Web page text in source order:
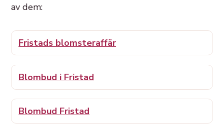
av dem:
Fristads blomsteraffär
Blombud i Fristad
Blombud Fristad